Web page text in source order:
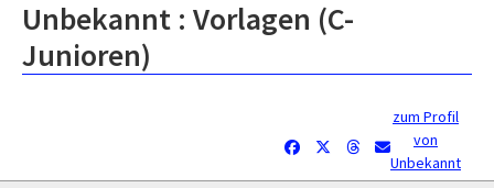
Unbekannt : Vorlagen (C-
Junioren)
zum Profil
von
Unbekannt